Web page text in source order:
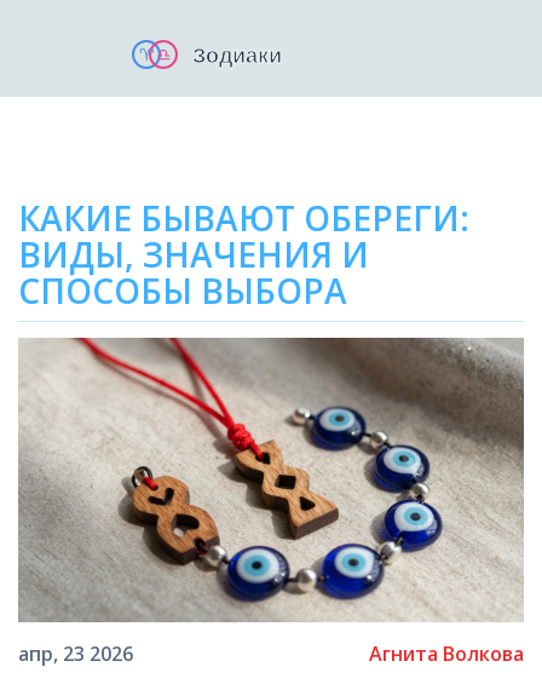
КАКИЕ БЫВАЮТ ОБЕРЕГИ:
ВИДЫ, ЗНАЧЕНИЯ И
СПОСОБЫ ВЫБОРА
апр, 23 2026 Агнита Волкова